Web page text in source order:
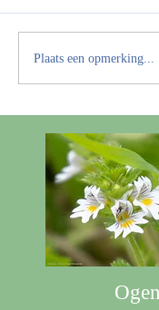
Plaats een opmerking...